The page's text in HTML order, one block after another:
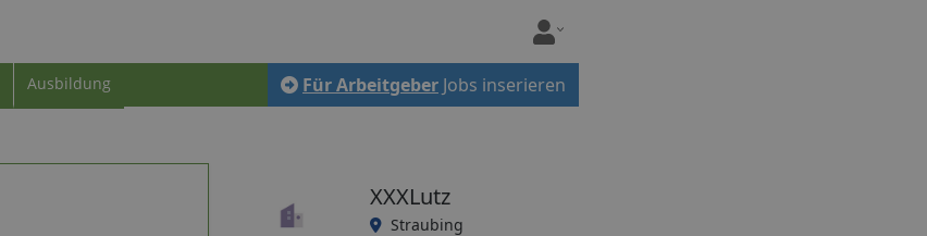
Ausbildung Für Arbeitgeber Jobs inserieren
XXXLutz
Straubing